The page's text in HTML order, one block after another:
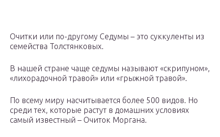
Очитки или по-другому Седумы – это суккуленты из
семейства Толстянковых.
В нашей стране чаще седумы называют «скрипуном»,
«лихорадочной травой» или «грыжной травой».
По всему миру насчитывается более 500 видов. Но
среди тех, которые растут в домашних условиях
самый известный – Очиток Моргана.